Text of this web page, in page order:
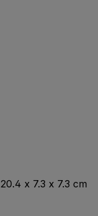
20.4 x 7.3 x 7.3 cm